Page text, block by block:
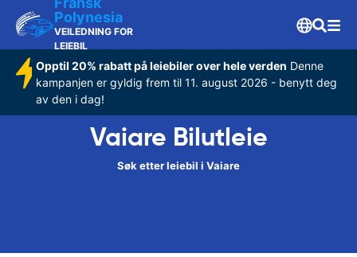
Polynesia
VEILEDNING FOR
LEIEBIL
Opptil 20% rabatt på leiebiler over hele verden Denne
kampanjen er gyldig frem til 11. august 2026 - benytt deg
av den i dag!
Vaiare Bilutleie
Søk etter leiebil i Vaiare